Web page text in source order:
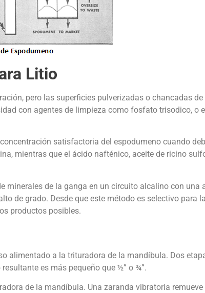
Litio
pero las superficies pulverizadas o chancadas
con agentes de limpieza como fosfato trisodico, o
satisfactoria del espodumeno cuando
mientras que el ácido nafténico, aceite de ricino
minerales de la ganga en un circuito alcalino con una
de grado. Desde que este método es selectivo para la
productos posibles.
alimentado a la trituradora de la mandíbula. Dos
es más pequeño que ½” o ¾”.
de la mandíbula. Una zaranda vibratoria remueve